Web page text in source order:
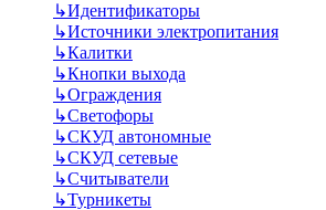
↳Идентификаторы
↳Источники электропитания
↳Калитки
↳Кнопки выхода
↳Ограждения
↳Светофоры
↳СКУД автономные
↳СКУД сетевые
↳Считыватели
↳Турникеты